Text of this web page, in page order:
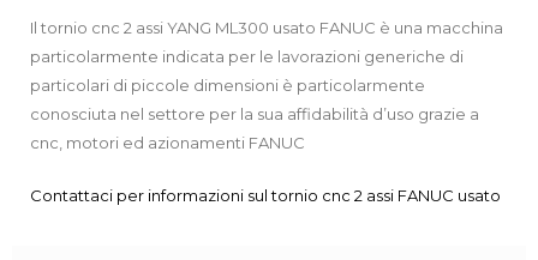
Il tornio cnc 2 assi YANG ML300 usato FANUC è una macchina
particolarmente indicata per le lavorazioni generiche di
particolari di piccole dimensioni è particolarmente
conosciuta nel settore per la sua affidabilità d’uso grazie a
cnc, motori ed azionamenti FANUC
Contattaci per informazioni sul tornio cnc 2 assi FANUC usato